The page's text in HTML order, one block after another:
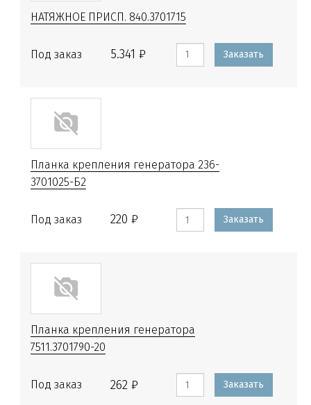
НАТЯЖНОЕ ПРИСП. 840.3701715
Под заказ 5.341 ₽ Заказать
Планка крепления генератора 236-
3701025-Б2
Под заказ 220 ₽ Заказать
Планка крепления генератора
7511.3701790-20
Под заказ 262 ₽ Заказать